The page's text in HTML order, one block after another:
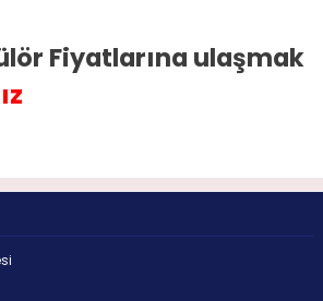
Fiyatlarına ulaşmak